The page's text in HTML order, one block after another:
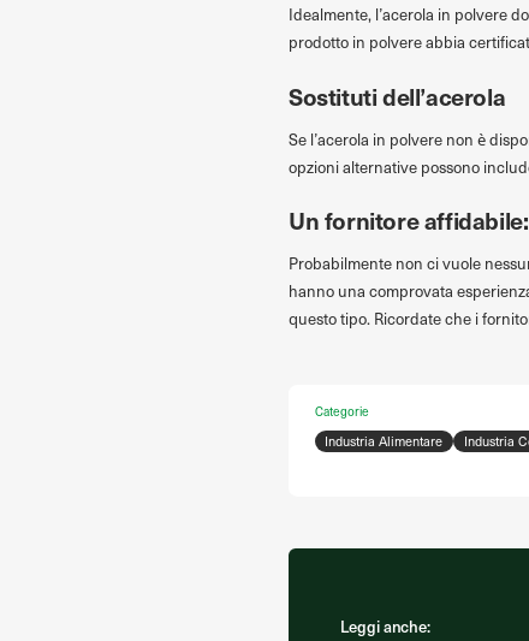
Idealmente, l’acerola in polvere
prodotto in polvere abbia
Sostituti dell’acerola
Se l’acerola in polvere non è
opzioni alternative possono
Un fornitore
Probabilmente non ci vuole
hanno una comprovata
questo tipo. Ricordate che i
Categorie
Industria Alimentare Industria
Leggi anche: